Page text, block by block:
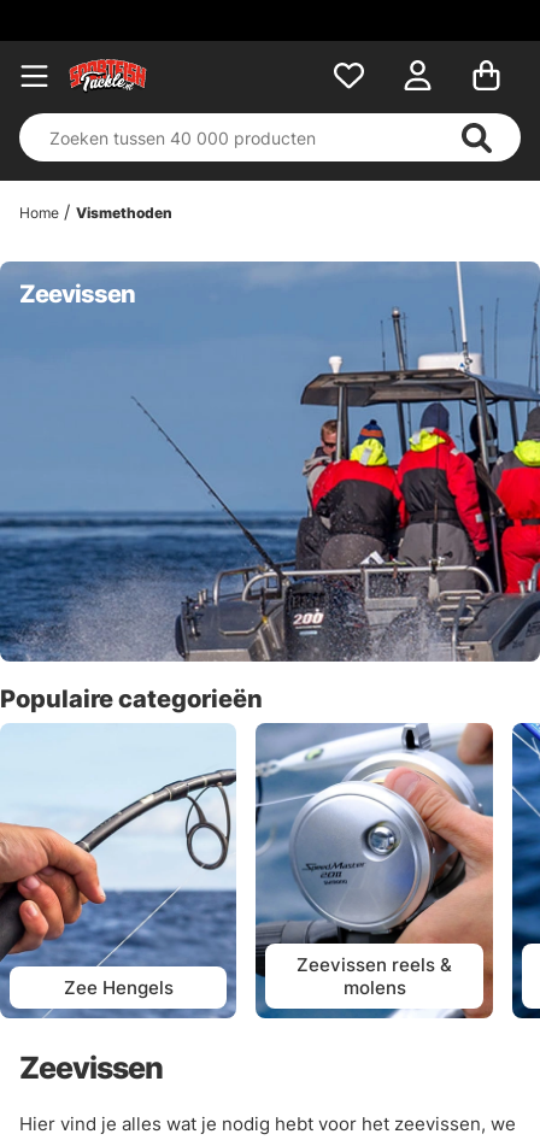
Home Vismethoden
Zeevissen
Populaire categorieën
Zee Hengels
Zeevissen reels &
molens
Zeevissen
Hier vind je alles wat je nodig hebt voor het zeevissen, we